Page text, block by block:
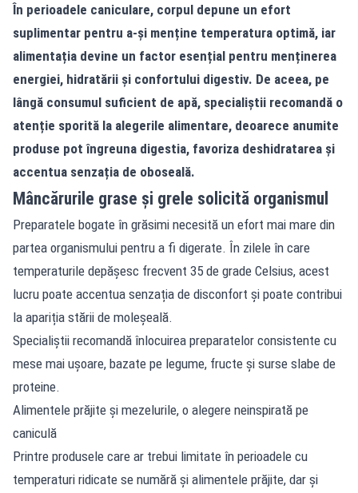
În perioadele caniculare, corpul depune un efort
suplimentar pentru a-și menține temperatura optimă, iar
alimentația devine un factor esențial pentru menținerea
energiei, hidratării și confortului digestiv. De aceea, pe
lângă consumul suficient de apă, specialiștii recomandă o
atenție sporită la alegerile alimentare, deoarece anumite
produse pot îngreuna digestia, favoriza deshidratarea și
accentua senzația de oboseală.
Mâncărurile grase și grele solicită organismul
Preparatele bogate în grăsimi necesită un efort mai mare din
partea organismului pentru a fi digerate. În zilele în care
temperaturile depășesc frecvent 35 de grade Celsius, acest
lucru poate accentua senzația de disconfort și poate contribui
la apariția stării de moleșeală.
Specialiștii recomandă înlocuirea preparatelor consistente cu
mese mai ușoare, bazate pe legume, fructe și surse slabe de
proteine.
Alimentele prăjite și mezelurile, o alegere neinspirată pe
caniculă
Printre produsele care ar trebui limitate în perioadele cu
temperaturi ridicate se numără și alimentele prăjite, dar și